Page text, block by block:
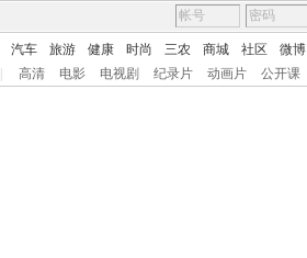
汽车 旅游 健康 时尚 三农 商城 社区 微博
高清 电影 电视剧 纪录片 动画片 公开课